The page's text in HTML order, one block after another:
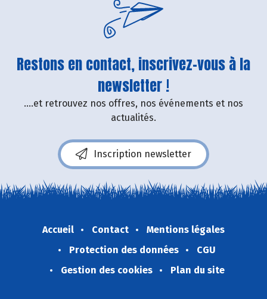
Restons en contact, inscrivez-vous à la
newsletter !
....et retrouvez nos offres, nos événements et nos
actualités.
Inscription newsletter
Accueil Contact
Mentions légales
Protection des données
CGU
Gestion des cookies
Plan du site